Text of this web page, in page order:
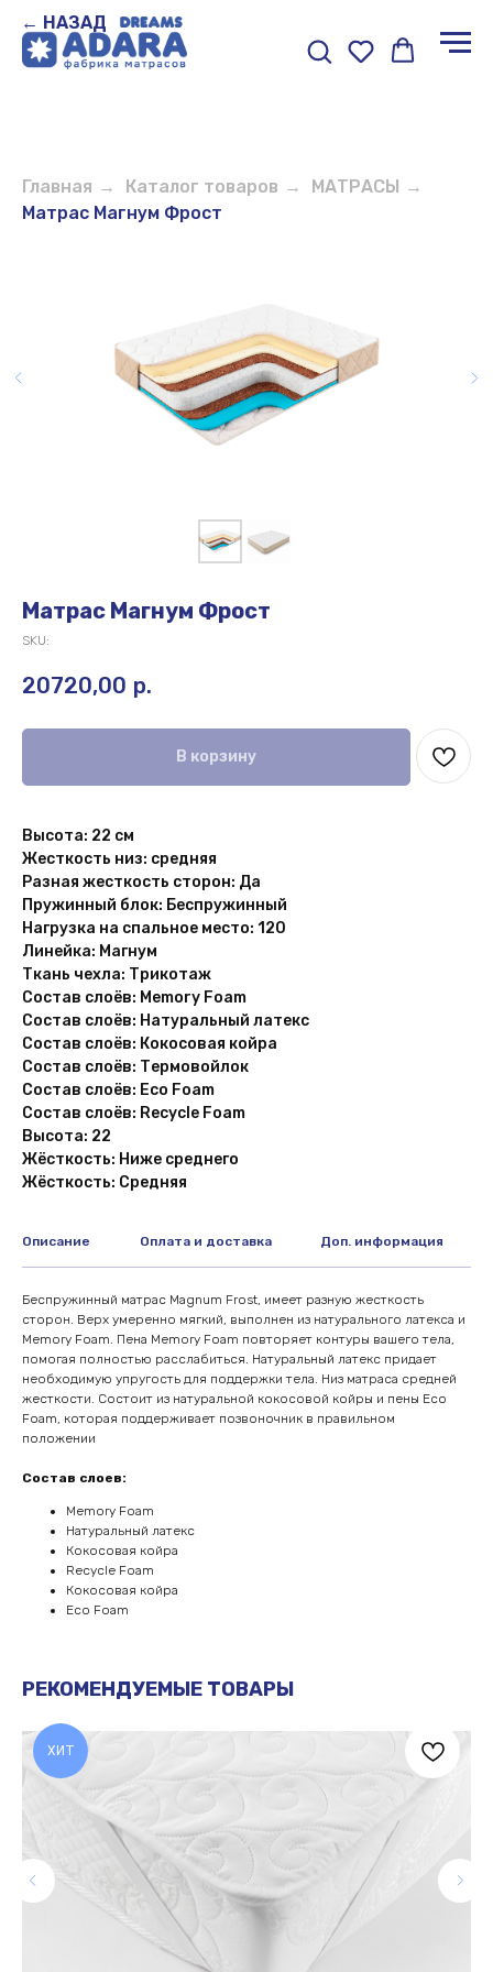
← НАЗАД
Главная → Каталог товаров → МАТРАСЫ →
Матрас Магнум Фрост
Матрас Магнум Фрост
SKU:
20720,00 р.
В корзину
Высота: 22 см
Жесткость низ: средняя
Разная жесткость сторон: Да
Пружинный блок: Беспружинный
Нагрузка на спальное место: 120
Линейка: Магнум
Ткань чехла: Трикотаж
Состав слоёв: Memory Foam
Состав слоёв: Натуральный латекс
Состав слоёв: Кокосовая койра
Состав слоёв: Термовойлок
Состав слоёв: Eco Foam
Состав слоёв: Recycle Foam
Высота: 22
Жёсткость: Ниже среднего
Жёсткость: Средняя
Описание Оплата и доставка Доп. информация
Беспружинный матрас Magnum Frost, имеет разную жесткость
сторон. Верх умеренно мягкий, выполнен из натурального латекса и
Memory Foam. Пена Memory Foam повторяет контуры вашего тела,
помогая полностью расслабиться. Натуральный латекс придает
необходимую упругость для поддержки тела. Низ матраса средней
жесткости. Состоит из натуральной кокосовой койры и пены Eco
Foam, которая поддерживает позвоночник в правильном
положении
Состав слоев:
Memory Foam
Натуральный латекс
Кокосовая койра
Recycle Foam
Кокосовая койра
Eco Foam
РЕКОМЕНДУЕМЫЕ ТОВАРЫ
ХИТ
ЧАСТО ЗАДАВАЕМЫЕ
ВОПРОСЫ